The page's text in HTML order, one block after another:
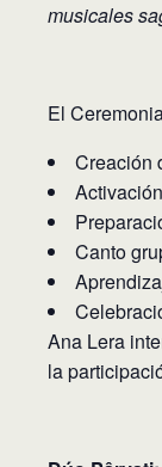
musicales
El
Creación
Canto
Ana Lera
la